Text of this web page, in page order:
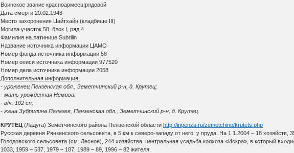
Воинское звание красноармеец|рядовой
Дата смерти 20.02.1943
Место захоронения Цайтхайн (кладбище III)
Могила участок 58, блок I, ряд 4
Фамилия на латинице Subrilin
Название источника информации ЦАМО
Номер фонда источника информации 58
Номер описи источника информации 977520
Номер дела источника информации 2058
Дополнительная информация:
- уроженец Пензенская обл., Земетчинский р-н, д. Крутец;
- мать урожденная Немова:
- в/ч: 102 сп;
- жена Зубрилина Пелагея, Пензенская обл., Земетчинский р-н, д. Крутец.
КРУТЕЦ (Ладуга) Земетчинского района Пензенской областиhttp://inpenza.ru/zemetchino/krutets.php
Русская деревня Рянзенского сельсовета, в 5 км к северо-западу от него, у пруда. На 1.1.2004 – 18
Голодовского сельсовета (см. Лесное), 244 хозяйства, центральная усадьба колхоза «Искра», в который
1033, 1959 – 537, 1979 – 187, 1989 – 89, 1996 – 82 жителя.